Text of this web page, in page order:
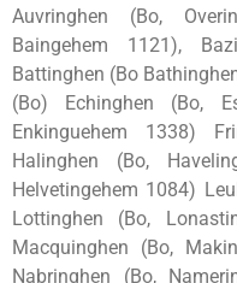
Auvringhen (Bo,
Baingehem 1121),
Battinghen (Bo
(Bo) Echinghen (Bo,
Enkinguehem 1338)
Halinghen (Bo,
Helvetingehem 1084)
Lottinghen (Bo,
Macquinghen (Bo,
Nabringhen (Bo,